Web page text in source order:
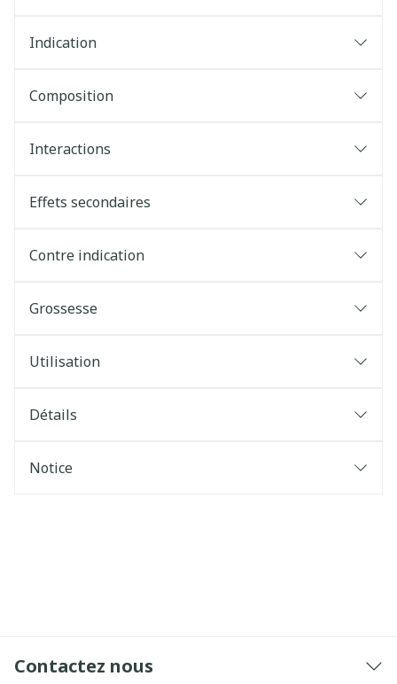
Indication
Composition
Interactions
Effets secondaires
Contre indication
Grossesse
Utilisation
Détails
Notice
Contactez nous